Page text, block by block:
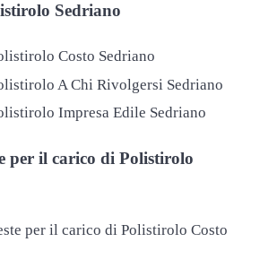
Sedriano
Costo Sedriano
A Chi Rivolgersi Sedriano
Impresa Edile Sedriano
per il carico di Polistirolo
per il carico di Polistirolo Costo